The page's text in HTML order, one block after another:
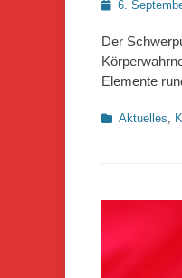
Posted
6.
Der
Elemente
Kategorien
Aktuelles,